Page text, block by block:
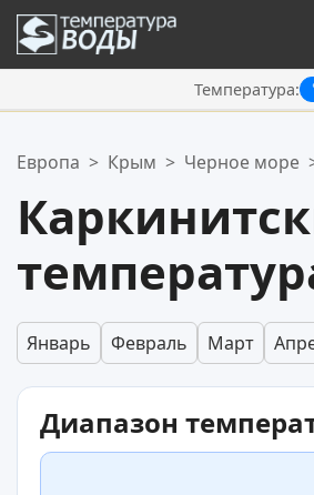
Температура:
Ваш список избранного пуст.
Европа > Крым > Черное море
Январь Февраль Март
Диапазон